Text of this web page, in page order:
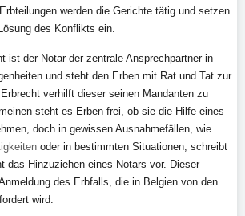
werden die Gerichte tätig und setzen
des Konflikts ein.
ist der Notar der zentrale Ansprechpartner in
und steht den Erben mit Rat und Tat zur
verhilft dieser seinen Mandanten zu
steht es Erben frei, ob sie die Hilfe eines
doch in gewissen Ausnahmefällen, wie
oder in bestimmten Situationen, schreibt
das Hinzuziehen eines Notars vor. Dieser
des Erbfalls, die in Belgien von den
wird.